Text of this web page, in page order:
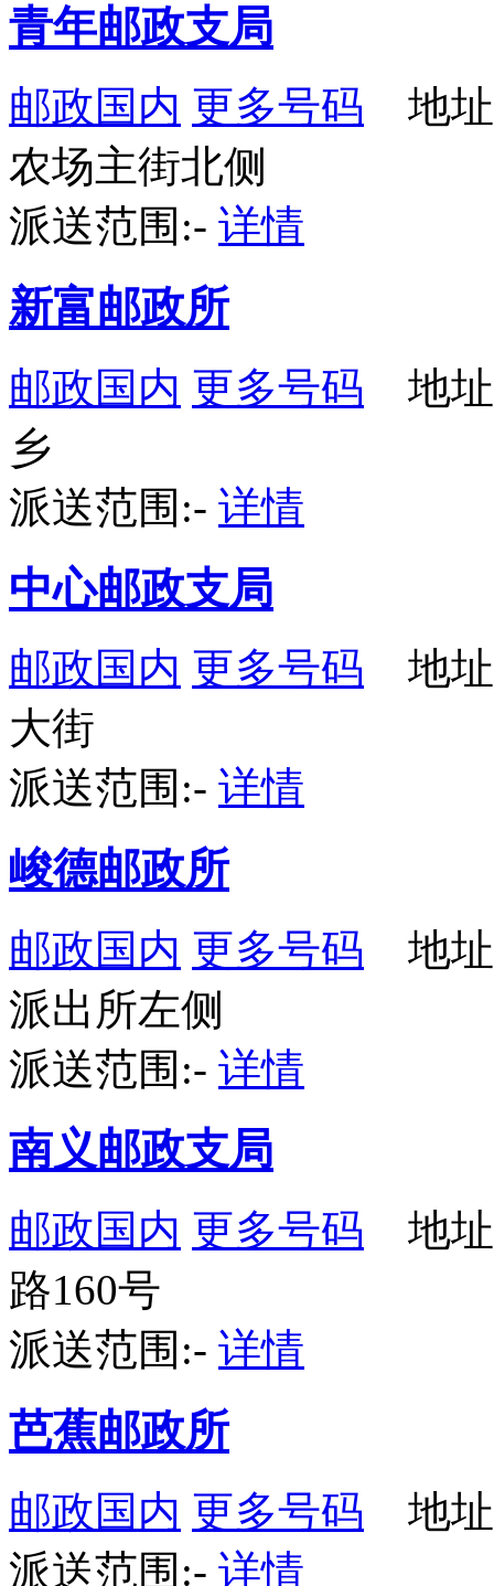
青年邮政支局
邮政国内 更多号码 地址
农场主街北侧
派送范围:- 详情
新富邮政所
邮政国内 更多号码 地址
乡
派送范围:- 详情
中心邮政支局
邮政国内 更多号码 地址
大街
派送范围:- 详情
峻德邮政所
邮政国内 更多号码 地址
派出所左侧
派送范围:- 详情
南义邮政支局
邮政国内 更多号码 地址
路160号
派送范围:- 详情
芭蕉邮政所
邮政国内 更多号码 地址
派送范围:- 详情